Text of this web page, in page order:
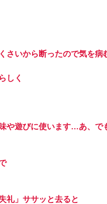
さいから断ったので気を病
しく
や遊びに使います…あ、で
礼」ササッと去ると